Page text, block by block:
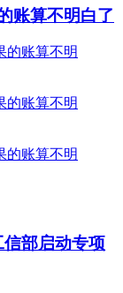
账算不明白了
部启动专项